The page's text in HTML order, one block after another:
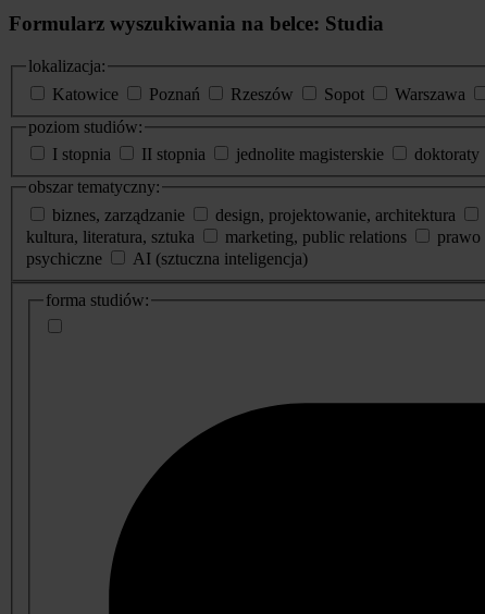
Formularz wyszukiwania na belce: Studia
lokalizacja:
Katowice
Poznań Rzeszów Sopot Warszawa
poziom studiów:
I stopnia
II stopnia jednolite magisterskie doktoraty
obszar tematyczny:
biznes, zarządzanie
design, projektowanie, architektura
kultura, literatura, sztuka
marketing, public relations prawo
psychiczne
AI (sztuczna inteligencja)
dodatkowe
informacje
forma studiów: